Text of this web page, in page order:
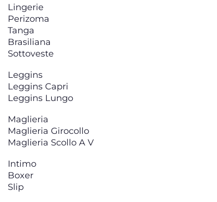
Lingerie
Perizoma
Tanga
Brasiliana
Sottoveste
Leggins
Leggins Capri
Leggins Lungo
Maglieria
Maglieria Girocollo
Maglieria Scollo A V
Intimo
Boxer
Slip